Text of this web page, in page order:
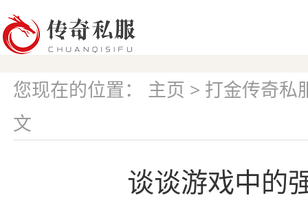
您现在的位置： 主页 > 打金传奇私
文
谈谈游戏中的